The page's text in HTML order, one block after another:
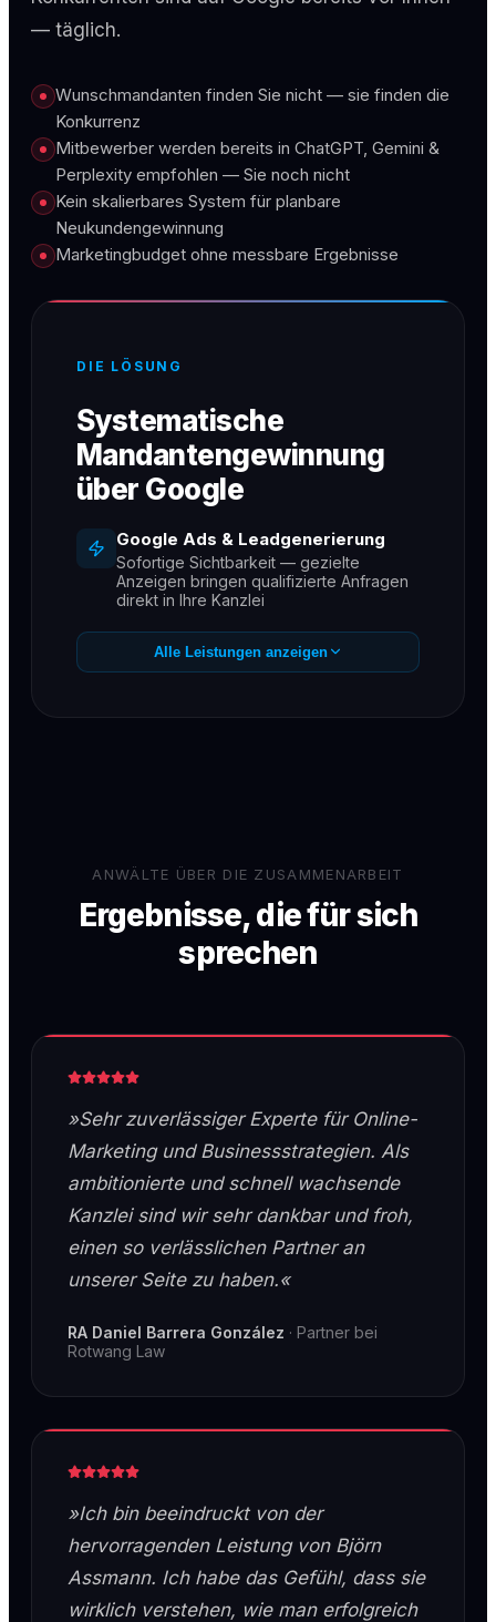
— täglich.
Wunschmandanten finden Sie nicht — sie finden die
Konkurrenz
Mitbewerber werden bereits in ChatGPT, Gemini &
Perplexity empfohlen — Sie noch nicht
Kein skalierbares System für planbare
Neukundengewinnung
Marketingbudget ohne messbare Ergebnisse
DIE LÖSUNG
Systematische
Mandantengewinnung
über Google
Google Ads & Leadgenerierung
Sofortige Sichtbarkeit — gezielte
Anzeigen bringen qualifizierte Anfragen
direkt in Ihre Kanzlei
SEO für Kanzleien
Dauerhaft auf Seite 1 für Ihre wichtigsten
Alle Leistungen anzeigen
ANWÄLTE ÜBER DIE ZUSAMMENARBEIT
Ergebnisse, die für sich
sprechen
»Sehr zuverlässiger Experte für Online-
Marketing und Businessstrategien. Als
ambitionierte und schnell wachsende
Kanzlei sind wir sehr dankbar und froh,
einen so verlässlichen Partner an
unserer Seite zu haben.«
RA Daniel Barrera González · Partner bei
Rotwang Law
»Ich bin beeindruckt von der
hervorragenden Leistung von Björn
Assmann. Ich habe das Gefühl, dass sie
wirklich verstehen, wie man erfolgreich